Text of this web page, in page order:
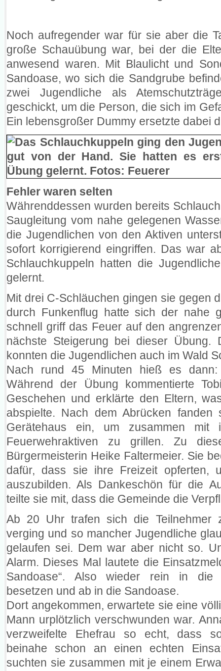
Noch aufregender war für sie aber die
große Schauübung war, bei der die
anwesend waren. Mit Blaulicht und
Sandoase, wo sich die Sandgrube
zwei Jugendliche als
geschickt, um die Person, die sich im
Ein lebensgroßer Dummy ersetzte dabei
Fehler waren selten
Währenddessen wurden bereits
Saugleitung vom nahe gelegenen
die Jugendlichen von den Aktiven
sofort korrigierend eingriffen. Das war
Schlauchkuppeln hatten die
gelernt.
Mit drei C-Schläuchen gingen sie gegen
durch Funkenflug hatte sich der nahe
schnell griff das Feuer auf den
nächste Steigerung bei dieser Übung.
konnten die Jugendlichen auch im Wald
Nach rund 45 Minuten hieß es
Während der Übung kommentierte
Geschehen und erklärte den Eltern,
abspielte. Nach dem Abrücken
Gerätehaus ein, um zusammen mit
Feuerwehraktiven zu grillen. Zu
Bürgermeisterin Heike Faltermeier. Sie
dafür, dass sie ihre Freizeit opferten,
auszubilden. Als Dankeschön für die
teilte sie mit, dass die Gemeinde die
Ab 20 Uhr trafen sich die Teilnehmer
verging und so mancher Jugendliche
gelaufen sei. Dem war aber nicht so.
Alarm. Dieses Mal lautete die
Sandoase“. Also wieder rein in die
besetzen und ab in die Sandoase.
Dort angekommen, erwartete sie eine
Mann urplötzlich verschwunden war.
verzweifelte Ehefrau so echt, dass
beinahe schon an einen echten
suchten sie zusammen mit je einem